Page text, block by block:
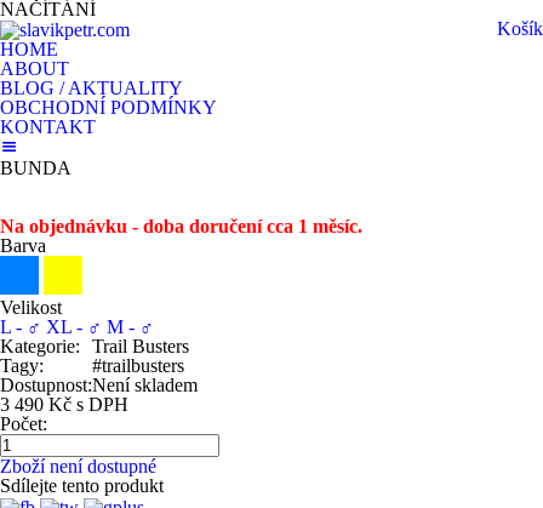
NAČÍTÁNÍ
Košík
HOME
ABOUT
BLOG / AKTUALITY
OBCHODNÍ PODMÍNKY
KONTAKT
BUNDA
Na objednávku - doba doručení cca 1 měsíc.
Barva
Velikost
L - ♂ XL - ♂ M - ♂
Kategorie:
Trail Busters
Tagy:
#trailbusters
Dostupnost:Není skladem
3 490 Kč s DPH
Počet:
Zboží není dostupné
Sdílejte tento produkt